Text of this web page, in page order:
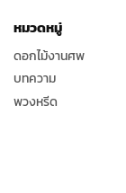
หมวดหมู่
ดอกไม้งานศพ
บทความ
พวงหรีด